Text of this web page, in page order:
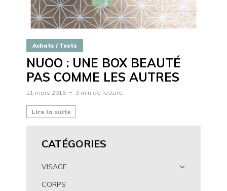
Achats / Tests
NUOO : UNE BOX BEAUTÉ
PAS COMME LES AUTRES
21 mars 2016 3 min de lecture
Lire la suite
CATÉGORIES
VISAGE
CORPS